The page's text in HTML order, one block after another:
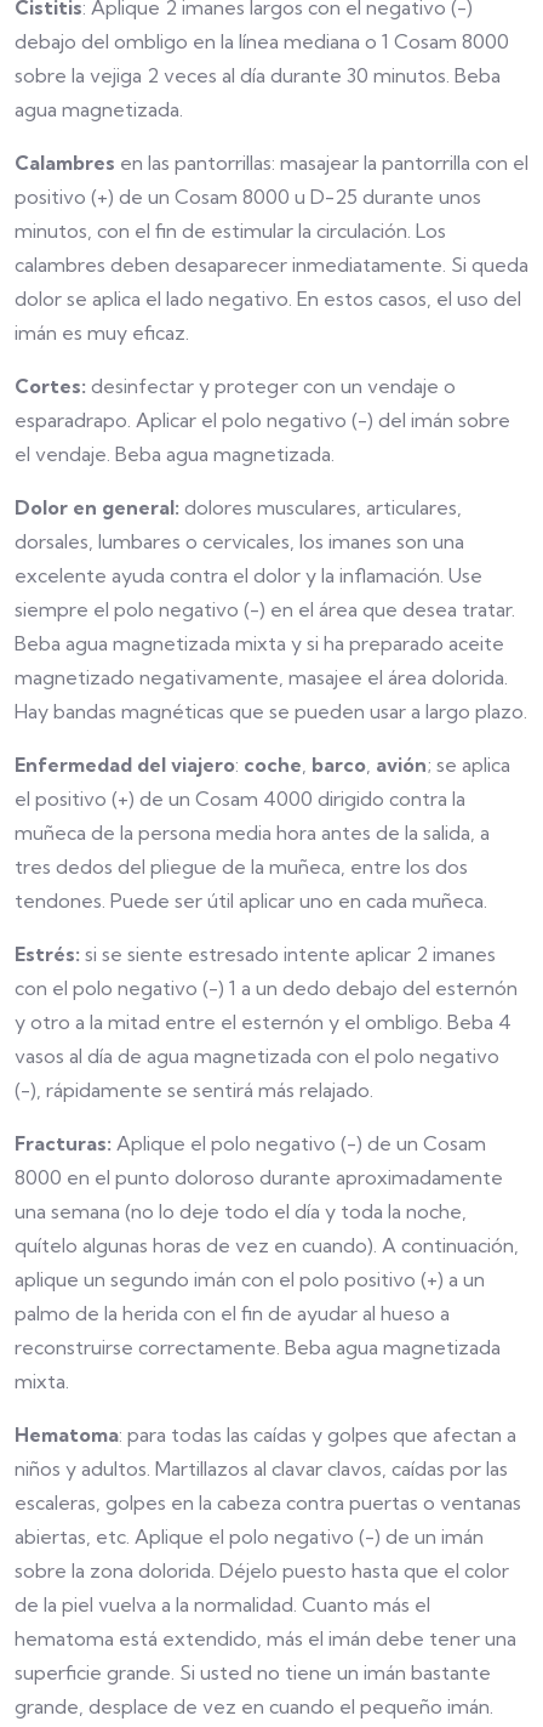
Cistitis: Aplique 2 imanes largos con el negativo (-)
debajo del ombligo en la línea mediana o 1 Cosam 8000
sobre la vejiga 2 veces al día durante 30 minutos. Beba
agua magnetizada.
Calambres en las pantorrillas: masajear la pantorrilla con el
positivo (+) de un Cosam 8000 u D-25 durante unos
minutos, con el fin de estimular la circulación. Los
calambres deben desaparecer inmediatamente. Si queda
dolor se aplica el lado negativo. En estos casos, el uso del
imán es muy eficaz.
Cortes: desinfectar y proteger con un vendaje o
esparadrapo. Aplicar el polo negativo (-) del imán sobre
el vendaje. Beba agua magnetizada.
Dolor en general: dolores musculares, articulares,
dorsales, lumbares o cervicales, los imanes son una
excelente ayuda contra el dolor y la inflamación. Use
siempre el polo negativo (-) en el área que desea tratar.
Beba agua magnetizada mixta y si ha preparado aceite
magnetizado negativamente, masajee el área dolorida.
Hay bandas magnéticas que se pueden usar a largo plazo.
Enfermedad del viajero: coche, barco, avión; se aplica
el positivo (+) de un Cosam 4000 dirigido contra la
muñeca de la persona media hora antes de la salida, a
tres dedos del pliegue de la muñeca, entre los dos
tendones. Puede ser útil aplicar uno en cada muñeca.
Estrés: si se siente estresado intente aplicar 2 imanes
con el polo negativo (-) 1 a un dedo debajo del esternón
y otro a la mitad entre el esternón y el ombligo. Beba 4
vasos al día de agua magnetizada con el polo negativo
(-), rápidamente se sentirá más relajado.
Fracturas: Aplique el polo negativo (-) de un Cosam
8000 en el punto doloroso durante aproximadamente
una semana (no lo deje todo el día y toda la noche,
quítelo algunas horas de vez en cuando). A continuación,
aplique un segundo imán con el polo positivo (+) a un
palmo de la herida con el fin de ayudar al hueso a
reconstruirse correctamente. Beba agua magnetizada
mixta.
Hematoma: para todas las caídas y golpes que afectan a
niños y adultos. Martillazos al clavar clavos, caídas por las
escaleras, golpes en la cabeza contra puertas o ventanas
abiertas, etc. Aplique el polo negativo (-) de un imán
sobre la zona dolorida. Déjelo puesto hasta que el color
de la piel vuelva a la normalidad. Cuanto más el
hematoma está extendido, más el imán debe tener una
superficie grande. Si usted no tiene un imán bastante
grande, desplace de vez en cuando el pequeño imán.